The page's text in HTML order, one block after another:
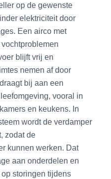
op de gewenste
elektriciteit door
Een airco met
blijft vrij en
nemen af door
bij aan een
vooral in
en keukens. In
wordt de verdamper
zodat de
kunnen werken. Dat
aan onderdelen en
storingen tijdens